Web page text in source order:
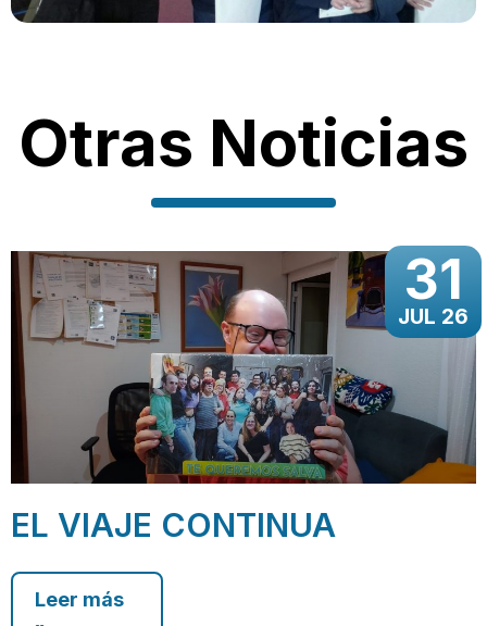
Otras Noticias
31
JUL 26
EL VIAJE CONTINUA
Leer más